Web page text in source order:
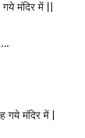
मंदिर में ||
मंदिर में |